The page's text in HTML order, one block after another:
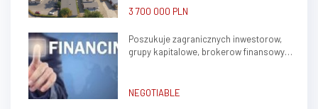
3 700 000 PLN
Poszukuje zagranicznych inwestorow,
grupy kapitalowe, brokerow finansowych
NEGOTIABLE